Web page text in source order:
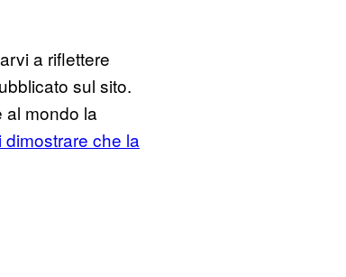
a riflettere
sul sito.
al mondo la
che la